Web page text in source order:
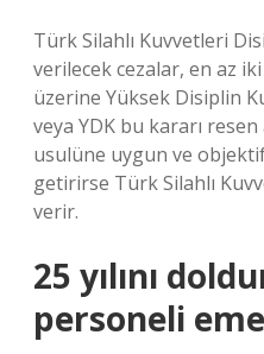
Türk Silahlı Kuvvetleri
verilecek cezalar, en az
üzerine Yüksek Disiplin
veya YDK bu kararı
usulüne uygun ve
getirirse Türk Silahlı
verir.
25 yılını
personeli